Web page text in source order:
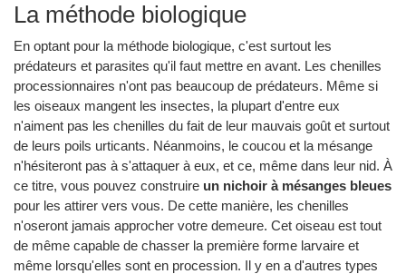
La méthode biologique
En optant pour la méthode biologique, c'est surtout les
prédateurs et parasites qu'il faut mettre en avant. Les chenilles
processionnaires n'ont pas beaucoup de prédateurs. Même si
les oiseaux mangent les insectes, la plupart d'entre eux
n'aiment pas les chenilles du fait de leur mauvais goût et surtout
de leurs poils urticants. Néanmoins, le coucou et la mésange
n'hésiteront pas à s'attaquer à eux, et ce, même dans leur nid. À
ce titre, vous pouvez construire un nichoir à mésanges bleues
pour les attirer vers vous. De cette manière, les chenilles
n'oseront jamais approcher votre demeure. Cet oiseau est tout
de même capable de chasser la première forme larvaire et
même lorsqu'elles sont en procession. Il y en a d'autres types